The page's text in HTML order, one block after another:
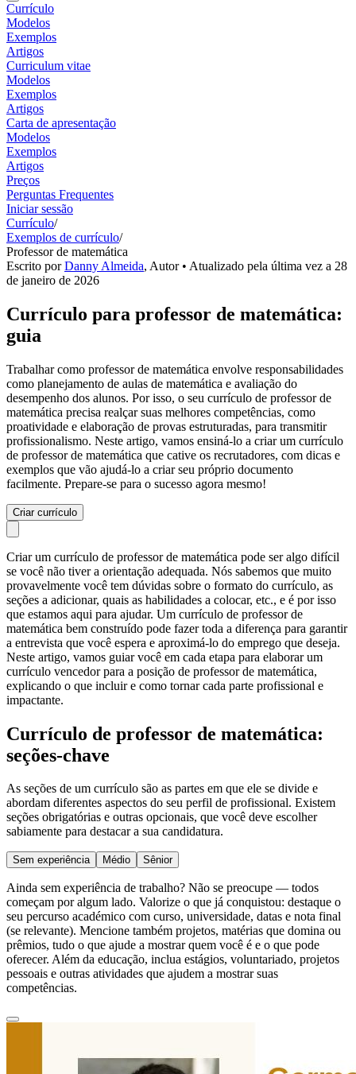
Currículo
Modelos
Exemplos
Artigos
Curriculum vitae
Modelos
Exemplos
Artigos
Carta de apresentação
Modelos
Exemplos
Artigos
Preços
Perguntas Frequentes
Iniciar sessão
Currículo/
Exemplos de currículo/
Professor de matemática
Escrito porDanny Almeida, Autor• Atualizado pela última vez a 28
de janeiro de 2026
Currículo para professor de matemática:
guia
Trabalhar como professor de matemática envolve responsabilidades
como planejamento de aulas de matemática e avaliação do
desempenho dos alunos. Por isso, o seu currículo de professor de
matemática precisa realçar suas melhores competências, como
proatividade e elaboração de provas estruturadas, para transmitir
profissionalismo. Neste artigo, vamos ensiná-lo a criar um currículo
de professor de matemática que cative os recrutadores, com dicas e
exemplos que vão ajudá-lo a criar seu próprio documento
facilmente. Prepare-se para o sucesso agora mesmo!
Criar currículo
Criar um currículo de professor de matemática pode ser algo difícil
se você não tiver a orientação adequada. Nós sabemos que muito
provavelmente você tem dúvidas sobre o formato do currículo, as
seções a adicionar, quais as habilidades a colocar, etc., e é por isso
que estamos aqui para ajudar. Um currículo de professor de
matemática bem construído pode fazer toda a diferença para garantir
a entrevista que você espera e aproximá-lo do emprego que deseja.
Neste artigo, vamos guiar você em cada etapa para elaborar um
currículo vencedor para a posição de professor de matemática,
explicando o que incluir e como tornar cada parte profissional e
impactante.
Currículo de professor de matemática:
seções-chave
As seções de um currículo são as partes em que ele se divide e
abordam diferentes aspectos do seu perfil de profissional. Existem
seções obrigatórias e outras opcionais, que você deve escolher
sabiamente para destacar a sua candidatura.
Sem experiência Médio Sênior
Ainda sem experiência de trabalho? Não se preocupe — todos
começam por algum lado. Valorize o que já conquistou: destaque o
seu percurso académico com curso, universidade, datas e nota final
(se relevante). Mencione também projetos, matérias que domina ou
prêmios, tudo o que ajude a mostrar quem você é e o que pode
oferecer. Além da educação, inclua estágios, voluntariado, projetos
pessoais e outras atividades que ajudem a mostrar suas
competências.